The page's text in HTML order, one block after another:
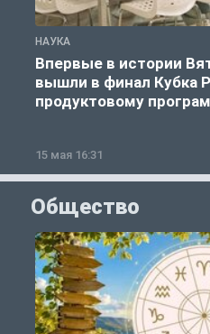
НАУКА
Впервые в истории
вышли в финал Кубка
продуктовому
15 мая 16:31
Общество